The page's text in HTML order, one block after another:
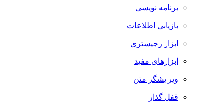
برنامه نویسی
بازیابی اطلاعات
ابزار رجیستری
ابزارهای مفید
ویرایشگر متن
قفل گذار